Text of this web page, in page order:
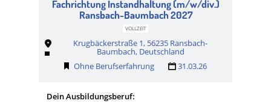
Fachrichtung Instandhaltung (m/w/div.)
Ransbach-Baumbach 2027
VOLLZEIT
Krugbäckerstraße 1, 56235 Ransbach-
Baumbach, Deutschland
Ohne Berufserfahrung
31.03.26
Dein Ausbildungsberuf: